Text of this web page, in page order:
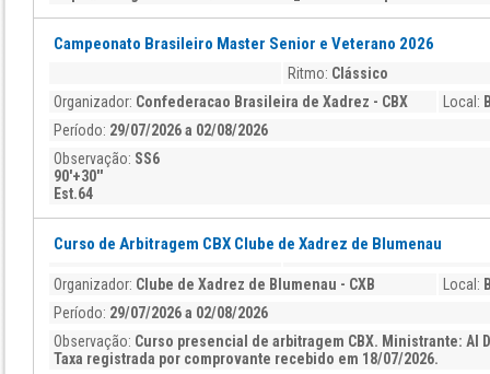
Campeonato Brasileiro Master Senior e Veterano 2026
Ritmo: Clássico
Organizador: Confederacao Brasileira de Xadrez - CBX Local:
Período: 29/07/2026 a 02/08/2026
Observação: SS6
90'+30''
Est.64
Curso de Arbitragem CBX Clube de Xadrez de Blumenau
Organizador: Clube de Xadrez de Blumenau - CXB Local:
Período: 29/07/2026 a 02/08/2026
Observação: Curso presencial de arbitragem CBX. Ministrante: AI
Taxa registrada por comprovante recebido em 18/07/2026.